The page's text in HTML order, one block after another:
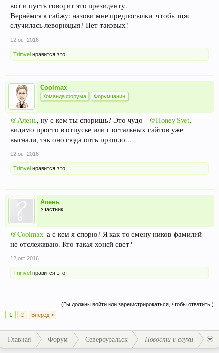
вот и пусть говорит это президенту.
Вернёмся к сабжу: назови мне предпосылки, чтобы щяс
случилась леворюцыя? Нет таковых!
12 окт 2016
Trimvel нравится это.
Coolmax
Команда форума Форумчанин
@Алень, ну с кем ты споришь? Это чудо - @Honey Svet,
видимо просто в отпуске или с остальных сайтов уже
выгнали, так оно сюда опть пришло...
12 окт 2016
Trimvel нравится это.
Алень
Участник
@Coolmax, а с кем я спорю? Я как-то смену ников-фамилий
не отслеживаю. Кто такая хоней свет?
12 окт 2016
Trimvel нравится это.
(Вы должны войти или зарегистрироваться, чтобы ответить.)
1
2 Вперёд >
Главная Форум Североуральск Новости и слухи